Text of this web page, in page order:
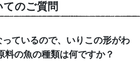
のご質問
ているので、いりこの形がわ
料の魚の種類は何ですか？